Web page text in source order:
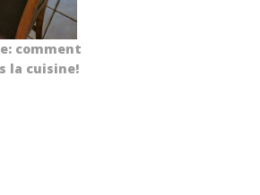
comment
la cuisine!